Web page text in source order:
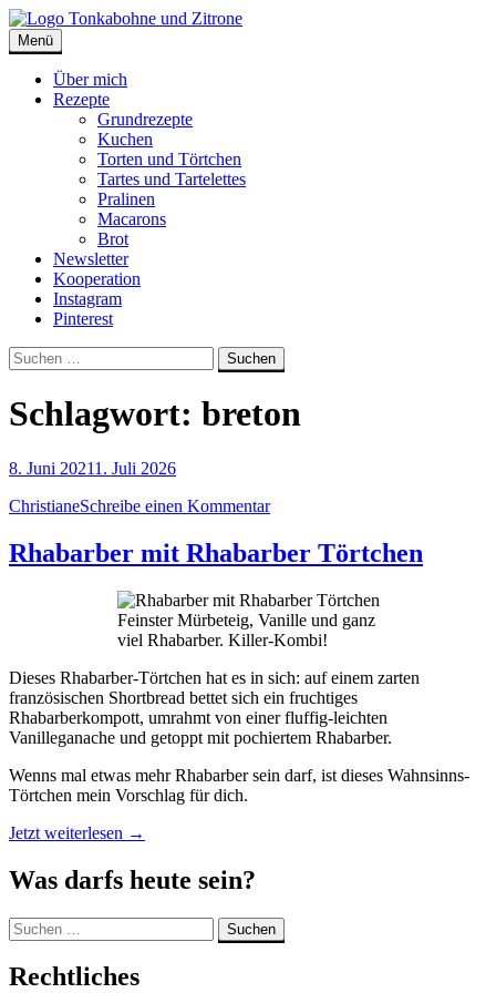
Skip
to
content
Tonkabohne und Zitrone | Backblog
Backblog
Menü
Über mich
Rezepte
Grundrezepte
Kuchen
Torten und Törtchen
Tartes und Tartelettes
Pralinen
Macarons
Brot
Newsletter
Kooperation
Instagram
Pinterest
Suche
Suchen
nach:
Schlagwort: breton
8. Juni 20211. Juli 2026
ChristianeSchreibe einen Kommentar
Rhabarber mit Rhabarber Törtchen
Feinster Mürbeteig, Vanille und ganz
viel Rhabarber. Killer-Kombi!
Dieses Rhabarber-Törtchen hat es in sich: auf einem zarten
französischen Shortbread bettet sich ein fruchtiges
Rhabarberkompott, umrahmt von einer fluffig-leichten
Vanilleganache und getoppt mit pochiertem Rhabarber.
Wenns mal etwas mehr Rhabarber sein darf, ist dieses Wahnsinns-
Törtchen mein Vorschlag für dich.
Jetzt weiterlesen „Rhabarber
Rhabarber
Törtchen“
→
Was darfs heute sein?
Suchen
nach:
Rechtliches